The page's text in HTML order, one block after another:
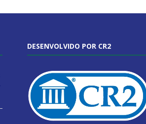
DESENVOLVIDO POR CR2